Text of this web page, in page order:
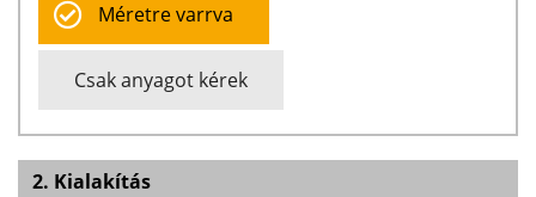
Méretre varrva
Csak anyagot kérek
2. Kialakítás